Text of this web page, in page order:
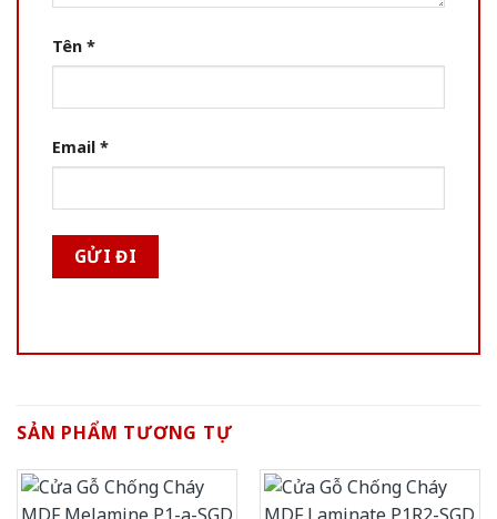
Tên *
Email *
SẢN PHẨM TƯƠNG TỰ